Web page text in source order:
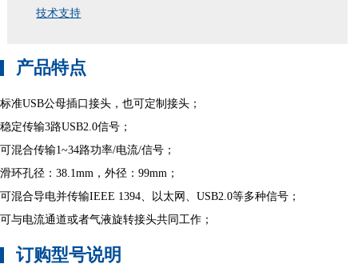
技术支持
产品特点
标准USB公母插口接头，也可定制接头；
稳定传输3路USB2.0信号；
可混合传输1~34路功率/电流/信号；
滑环孔径：38.1mm，外径：99mm；
可混合导电并传输IEEE 1394、以太网、USB2.0等多种信号；
可与电流通道或者气液旋转接头共同工作；
订购型号说明